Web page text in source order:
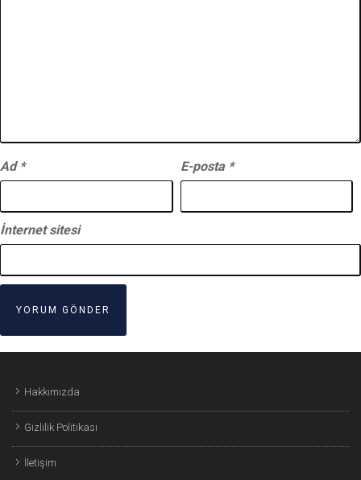
Ad * E-posta *
İnternet sitesi
Hakkımızda
Gizlilik Politikası
İletişim